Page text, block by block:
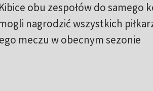
obu zespołów do samego
nagrodzić wszystkich
meczu w obecnym sezonie